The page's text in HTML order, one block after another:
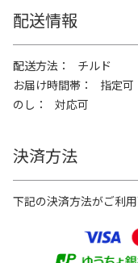
配送情報
配送方法
チルド
お届け時間帯
指定可
のし
対応可
決済方法
下記の決済方法がご利用